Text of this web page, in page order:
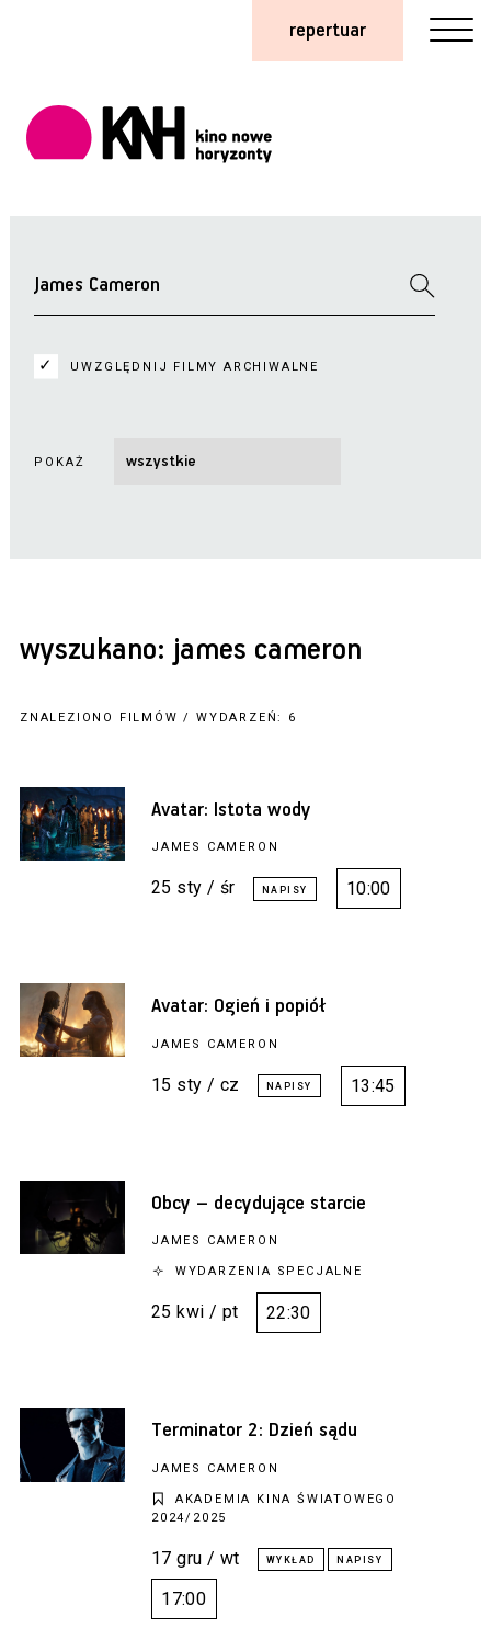
repertuar
UWZGLĘDNIJ FILMY ARCHIWALNE
POKAŻ
wyszukano: james cameron
ZNALEZIONO FILMÓW / WYDARZEŃ: 6
Avatar: Istota wody
JAMES CAMERON
25 sty / śr 10:00
Avatar: Ogień i popiół
JAMES CAMERON
15 sty / cz 13:45
Obcy – decydujące starcie
JAMES CAMERON
WYDARZENIA SPECJALNE
25 kwi / pt 22:30
Terminator 2: Dzień sądu
JAMES CAMERON
AKADEMIA KINA ŚWIATOWEGO
2024/2025
17 gru / wt
17:00